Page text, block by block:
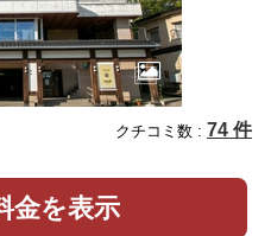
クチコミ数 : 74 件
金を表示